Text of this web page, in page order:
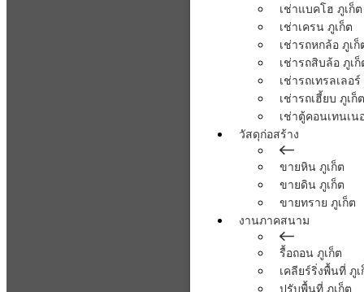
เช่าแบคโฮ ภูเก็ต
เช่าเครน ภูเก็ต
เช่ารถหกล้อ ภูเก็
เช่ารถสิบล้อ ภูเ
เช่ารถเทรลเลอ
เช่ารถเฮี้ยบ ภูเก็ต
เช่าตู้คอนเทนเน
วัสดุก่อสร้าง
ขายหิน ภูเก็ต
ขายดิน ภูเก็ต
ขายทราย ภูเก็ต
งานภาคสนาม
รื้อถอน ภูเก็ต
เคลียร์ริ่งพื้นที่ ภู